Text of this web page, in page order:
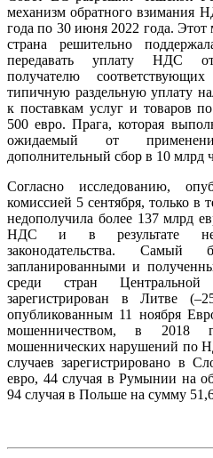
механизм обратного взимания
года по 30 июня 2022 года. Этот
страна решительно
передавать уплату НДС
получателю
типичную раздельную уплату
к поставкам услуг и товаров
500 евро. Прага, которая
ожидаемый от
дополнительный сбор в 10 млрд
Согласно исследованию,
комиссией 5 сентября, только в
недополучила более 137 млрд
НДС и в результате
законодательства.
запланированными и
среди стран
зарегистрирован в Литве
опубликованным 11 ноября
мошенничеством, в 2018
мошеннических нарушений по
случаев зарегистрировано в
евро, 44 случая в Румынии на
94 случая в Польше на сумму